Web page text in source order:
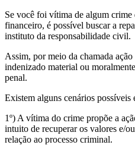
Se você foi vítima de algum
financeiro, é possível buscar a
instituto da responsabilidade civil.
Assim, por meio da chamada
indenizado material ou
penal.
Existem alguns cenários possíveis
1º) A vítima do crime propõe a
intuito de recuperar os valores e/
relação ao processo criminal.